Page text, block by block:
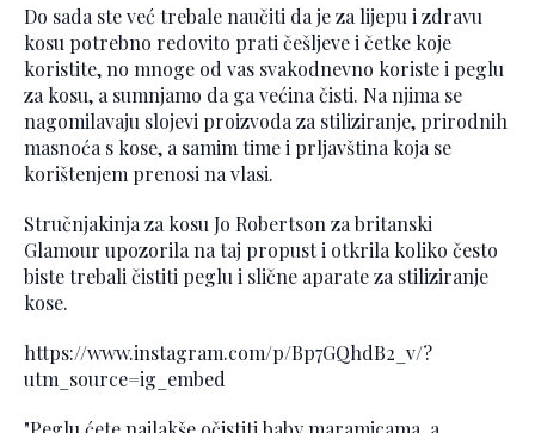
Do sada ste već trebale naučiti da je za lijepu i zdravu
kosu potrebno redovito prati češljeve i četke koje
koristite, no mnoge od vas svakodnevno koriste i peglu
za kosu, a sumnjamo da ga većina čisti. Na njima se
nagomilavaju slojevi proizvoda za stiliziranje, prirodnih
masnoća s kose, a samim time i prljavština koja se
korištenjem prenosi na vlasi.
Stručnjakinja za kosu Jo Robertson za britanski
Glamour upozorila na taj propust i otkrila koliko često
biste trebali čistiti peglu i slične aparate za stiliziranje
kose.
https://www.instagram.com/p/Bp7GQhdB2_v/?
utm_source=ig_embed